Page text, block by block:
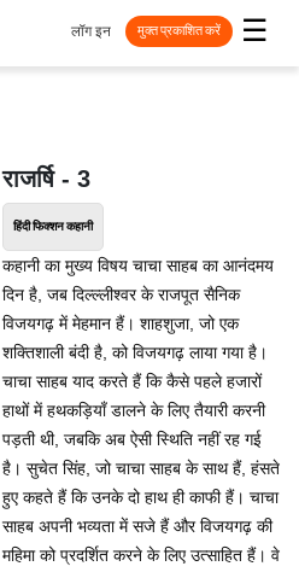
☰
लॉग इन मुक्त प्रकाशित करें
राजर्षि - 3
हिंदी फिक्शन कहानी
कहानी का मुख्य विषय चाचा साहब का आनंदमय
दिन है, जब दिल्ल्लीश्वर के राजपूत सैनिक
विजयगढ़ में मेहमान हैं। शाहशुजा, जो एक
शक्तिशाली बंदी है, को विजयगढ़ लाया गया है।
चाचा साहब याद करते हैं कि कैसे पहले हजारों
हाथों में हथकड़ियाँ डालने के लिए तैयारी करनी
पड़ती थी, जबकि अब ऐसी स्थिति नहीं रह गई
है। सुचेत सिंह, जो चाचा साहब के साथ हैं, हंसते
हुए कहते हैं कि उनके दो हाथ ही काफी हैं। चाचा
साहब अपनी भव्यता में सजे हैं और विजयगढ़ की
महिमा को प्रदर्शित करने के लिए उत्साहित हैं। वे